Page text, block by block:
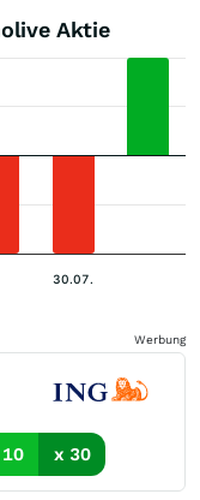
Aktie
30.07.
Werbung
x 30